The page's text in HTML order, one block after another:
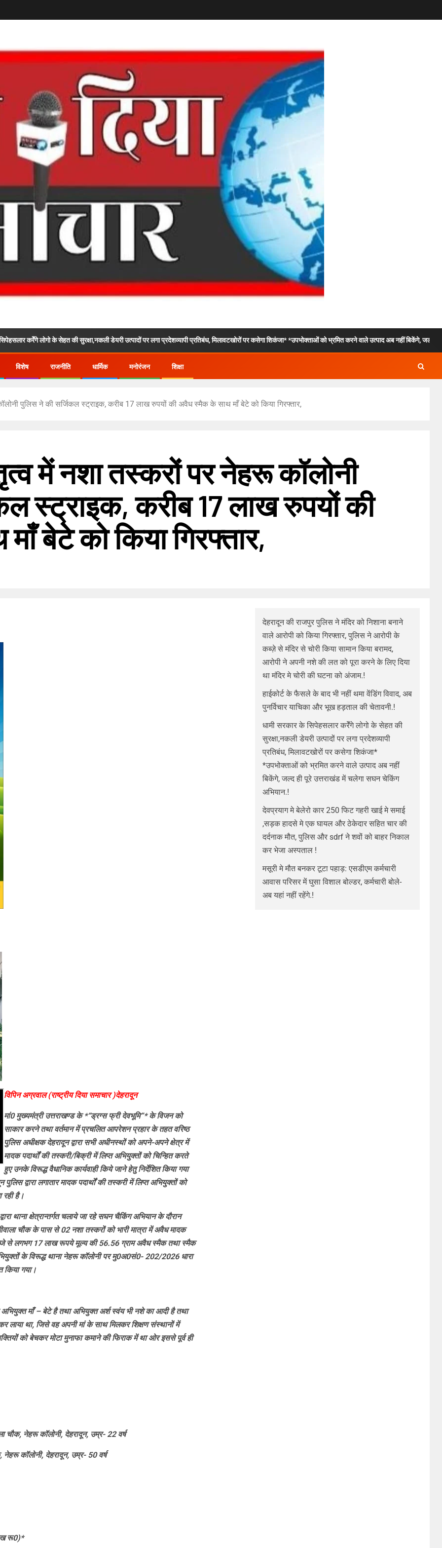
के सेहत की सुरक्षा,नकली डेयरी उत्पादों पर लगा प्रदेशव्यापी प्रतिबंध, मिलावटखोरों पर कसेगा शिकंजा* *उपभोक्ताओं को भ्रमित करने वाले उत्पाद अब नहीं बिकेंगे, जल्द ही पूरे उत्तराखंड में
विशेष राजनीति धार्मिक मनोरंजन शिक्षा
पुलिस ने की सर्जिकल स्ट्राइक, करीब 17 लाख रुपयों की अवैध स्मैक के साथ माँ बेटे को किया गिरफ्तार,
में नशा तस्करों पर नेहरू कॉलोनी
स्ट्राइक, करीब 17 लाख रुपयों की
बेटे को किया गिरफ्तार,
विपिन अग्रवाल (राष्ट्रीय दिया समाचार )देहरादून
मां0 मुख्यमंत्री उत्तराखण्ड के *“ड्रग्स फ्री देवभूमि”* के विजन को
साकार करने तथा वर्तमान में प्रचलित आपरेशन प्रहार के तहत वरिष्ठ
पुलिस अधीक्षक देहरादून द्वारा सभी अधीनस्थों को अपने-अपने क्षेत्र में
मादक पदार्थों की तस्करी/बिक्री में लिप्त अभियुक्तों को चिन्हित करते
हुए उनके विरूद्ध वैधानिक कार्यवाही किये जाने हेतु निर्देशित किया गया
द्वारा लगातार मादक पदार्थों की तस्करी में लिप्त अभियुक्तों को
रही है।
थाना क्षेत्रान्तर्गत चलाये जा रहे सघन चैकिंग अभियान के दौरान
चौक के पास से 02 नशा तस्करों को भारी मात्रा में अवैध मादक
से लगभग 17 लाख रूपये मूल्य की 56.56 ग्राम अवैध स्मैक तथा स्मैक
के विरूद्ध थाना नेहरू कॉलोनी पर मु0अ0सं0- 202/2026 धारा
गया।
अभियुक्त माँ – बेटे है तथा अभियुक्त अर्श स्वंय भी नशे का आदी है तथा
था, जिसे वह अपनी मां के साथ मिलकर शिक्षण संस्थानों में
को बेचकर मोटा मुनाफा कमाने की फिराक में था ओर इससे पूर्व ही
चौक, नेहरू कॉलोनी, देहरादून, उम्र- 22 वर्ष
नेहरू कॉलोनी, देहरादून, उम्र- 50 वर्ष
रू0)*
देहरादून की राजपुर पुलिस ने मंदिर को निशाना बनाने
वाले आरोपी को किया गिरफ्तार, पुलिस ने आरोपी के
कब्ज़े से मंदिर से चोरी किया सामान किया बरामद,
आरोपी ने अपनी नशे की लत को पूरा करने के लिए दिया
था मंदिर मे चोरी की घटना को अंजाम.!
हाईकोर्ट के फैसले के बाद भी नहीं थमा वेंडिंग विवाद, अब
पुनर्विचार याचिका और भूख हड़ताल की चेतावनी.!
धामी सरकार के सिपेहसलार करेँगे लोगो के सेहत की
सुरक्षा,नकली डेयरी उत्पादों पर लगा प्रदेशव्यापी
प्रतिबंध, मिलावटखोरों पर कसेगा शिकंजा*
*उपभोक्ताओं को भ्रमित करने वाले उत्पाद अब नहीं
बिकेंगे, जल्द ही पूरे उत्तराखंड में चलेगा सघन चेकिंग
अभियान.!
देवप्रयाग मे बेलेरो कार 250 फिट गहरी खाई मे समाई
,सड़क हादसे मे एक घायल और ठेकेदार सहित चार की
दर्दनाक मौत, पुलिस और sdrf ने शवों को बाहर निकाल
कर भेजा अस्पताल !
मसूरी मे मौत बनकर टूटा पहाड़: एसडीएम कर्मचारी
आवास परिसर में घुसा विशाल बोल्डर, कर्मचारी बोले-
अब यहां नहीं रहेंगे.!